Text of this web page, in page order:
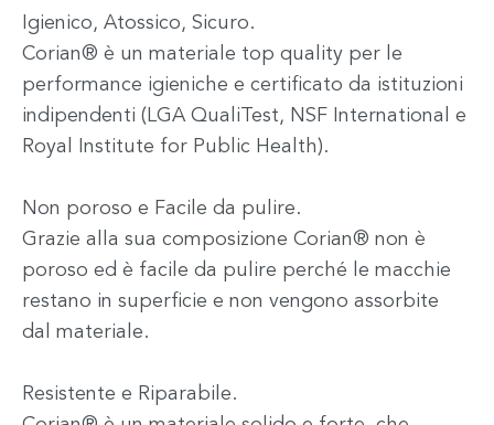
Igienico, Atossico, Sicuro.
Corian® è un materiale top quality per le
performance igieniche e certificato da istituzioni
indipendenti (LGA QualiTest, NSF International e
Royal Institute for Public Health).
Non poroso e Facile da pulire.
Grazie alla sua composizione Corian® non è
poroso ed è facile da pulire perché le macchie
restano in superficie e non vengono assorbite
dal materiale.
Resistente e Riparabile.